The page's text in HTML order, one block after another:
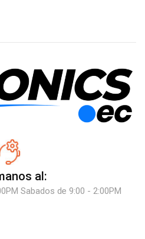
al:
Sabados de 9:00 - 2:00PM